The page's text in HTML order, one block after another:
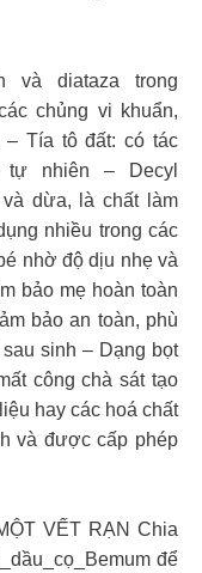
và diataza trong
chủng vi khuẩn,
– Tía tô đất: có tác
tự nhiên – Decyl
dừa, là chất làm
nhiều trong các
nhờ độ dịu nhẹ và
bảo mẹ hoàn toàn
bảo an toàn, phù
sinh – Dạng bọt
công chà sát tạo
hay các hoá chất
và được cấp phép
VẾT RẠN Chia
để